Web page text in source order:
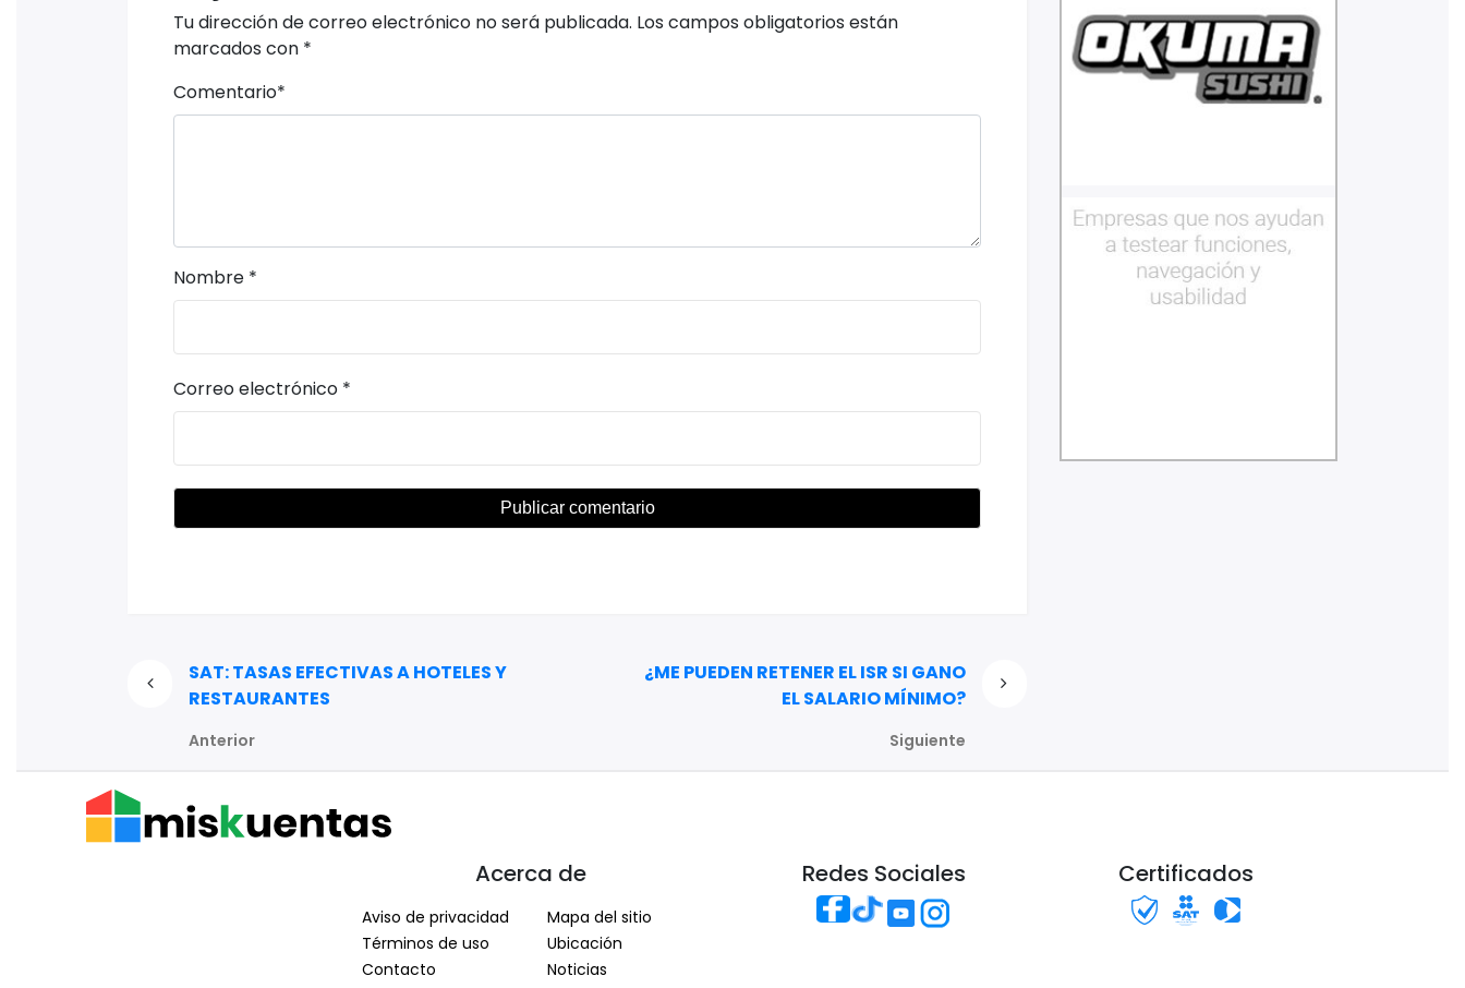
Tu dirección de correo electrónico no será publicada. Los campos obligatorios están
marcados con *
Comentario*
Nombre *
Correo electrónico *
SAT: TASAS EFECTIVAS A HOTELES Y
RESTAURANTES
Anterior
¿ME PUEDEN RETENER EL ISR SI GANO
EL SALARIO MÍNIMO?
Siguiente
Acerca de
Aviso de privacidad
Términos de uso
Contacto
Mapa del sitio
Ubicación
Noticias
Redes Sociales Certificados